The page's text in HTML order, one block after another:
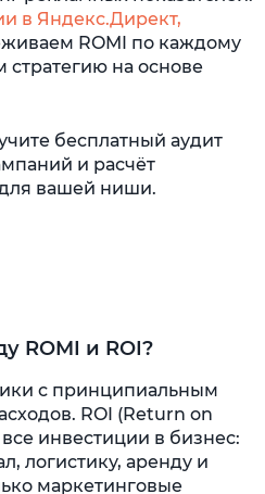
в Яндекс.Директ,
ROMI по каждому
стратегию на основе
бесплатный аудит
и расчёт
для вашей ниши.
ROMI и ROI?
с принципиальным
ROI (Return on
инвестиции в бизнес:
логистику, аренду и
маркетинговые